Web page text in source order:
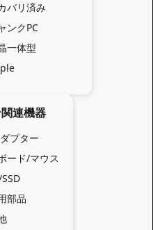
バリ済み
ンクPC
一体型
連機器
プター
ード/マウス
部品